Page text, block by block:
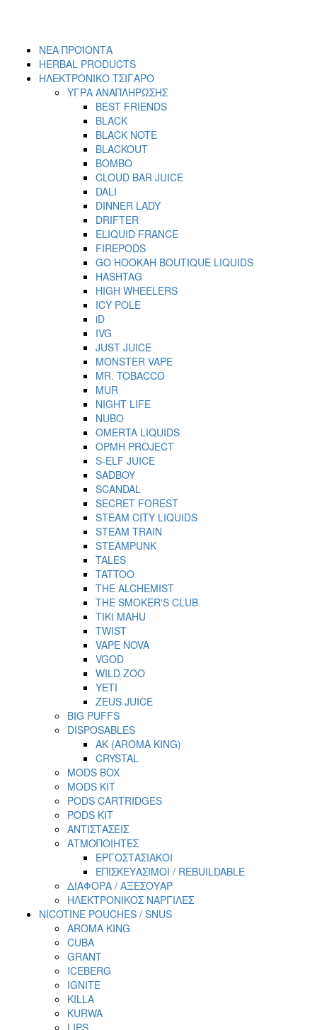
ΝΕΑ ΠΡΟΪΟΝΤΑ
HERBAL PRODUCTS
ΗΛΕΚΤΡΟΝΙΚΟ ΤΣΙΓΑΡΟ
ΥΓΡΑ ΑΝΑΠΛΗΡΩΣΗΣ
BEST FRIENDS
BLACK
BLACK NOTE
BLACKOUT
BOMBO
CLOUD BAR JUICE
DALI
DINNER LADY
DRIFTER
ELIQUID FRANCE
FIREPODS
GO HOOKAH BOUTIQUE LIQUIDS
HASHTAG
HIGH WHEELERS
ICY POLE
iD
IVG
JUST JUICE
MONSTER VAPE
MR. TOBACCO
MUR
NIGHT LIFE
NUBO
OMERTA LIQUIDS
OPMH PROJECT
S-ELF JUICE
SADBOY
SCANDAL
SECRET FOREST
STEAM CITY LIQUIDS
STEAM TRAIN
STEAMPUNK
TALES
TATTOO
THE ALCHEMIST
THE SMOKER'S CLUB
TIKI MAHU
TWIST
VAPE NOVA
VGOD
WILD ZOO
YETI
ZEUS JUICE
BIG PUFFS
DISPOSABLES
AK (AROMA KING)
CRYSTAL
MODS BOX
MODS KIT
PODS CARTRIDGES
PODS KIT
ΑΝΤΙΣΤΑΣΕΙΣ
ΑΤΜΟΠΟΙΗΤΕΣ
ΕΡΓΟΣΤΑΣΙΑΚΟΙ
ΕΠΙΣΚΕΥΑΣΙΜΟΙ / REBUILDABLE
ΔΙΑΦΟΡΑ / ΑΞΕΣΟΥΑΡ
ΗΛΕΚΤΡΟΝΙΚΟΣ ΝΑΡΓΙΛΕΣ
NICOTINE POUCHES / SNUS
AROMA KING
CUBA
GRANT
ICEBERG
IGNITE
KILLA
KURWA
LIPS